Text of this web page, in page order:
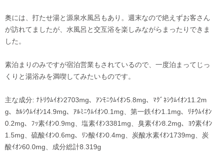
奥には、打たせ湯と源泉水風呂もあり。週末なので絶えずお客さん
が訪れてましたが、水風呂と交互浴を楽しみながらまったりできま
した。
素泊まりのみですが宿泊営業もされているので、一度泊まってじっ
くりと湯浴みを満喫してみたいものです。
主な成分: ﾅﾄﾘｳﾑｲｵﾝ2703mg、ｱﾝﾓﾆｳﾑｲｵﾝ5.8mg、ﾏｸﾞﾈｼｳﾑｲｵﾝ11.2m
g、ｶﾙｼｳﾑｲｵﾝ14.9mg、ｱﾙﾐﾆｳﾑｲｵﾝ0.1mg、第一鉄ｲｵﾝ1.1mg、ﾘﾁｳﾑｲｵﾝ
0.2mg、ﾌｯ素ｲｵﾝ0.9mg、塩素ｲｵﾝ3381mg、臭素ｲｵﾝ8.2mg、ﾖｳ素ｲｵﾝ
1.5mg、硫酸ｲｵﾝ0.6mg、ﾘﾝ酸ｲｵﾝ0.4mg、炭酸水素ｲｵﾝ1739mg、炭
酸ｲｵﾝ60.0mg、成分総計8.319g